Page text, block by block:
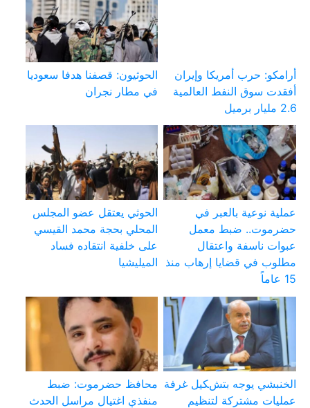
أرامكو: حرب أمريكا وإيران
أفقدت سوق النفط العالمية
2.6 مليار برميل
الحوثيون: قصفنا هدفا سعوديا
في مطار نجران
عملية نوعية بالعبر في
حضرموت.. ضبط معمل
عبوات ناسفة واعتقال
مطلوب في قضايا إرهاب منذ
15 عاماً
الحوثي يعتقل عضو المجلس
المحلي بحجة محمد القيسي
على خلفية انتقاده فساد
الميليشيا
الخنبشي يوجه بتشكيل غرفة
عمليات مشتركة لتنظيم
محافظ حضرموت: ضبط
منفذي اغتيال مراسل الحدث